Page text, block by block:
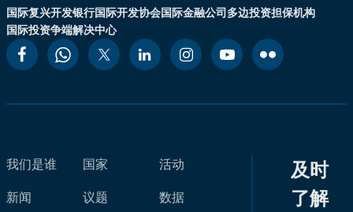
国际复兴开发银行国际开发协会国际金融公司多边投资担保机构
国际投资争端解决中心
我们是谁
新闻
国家
议题
活动
数据
及时
了解